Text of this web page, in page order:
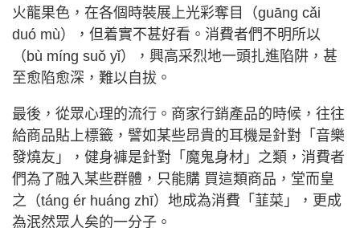
火龍果色，在各個時裝展上光彩奪目（guāng cǎi
duó mù），但着實不甚好看。消費者們不明所以
（bù míng suǒ yǐ），興高采烈地一頭扎進陷阱，甚
至愈陷愈深，難以自拔。
最後，從眾心理的流行。商家行銷產品的時候，往往
給商品貼上標籤，譬如某些昂貴的耳機是針對「音樂
發燒友」，健身褲是針對「魔鬼身材」之類，消費者
們為了融入某些群體，只能購 買這類商品，堂而皇
之（táng ér huáng zhī）地成為消費「韮菜」，更成
為泯然眾人矣的一分子。